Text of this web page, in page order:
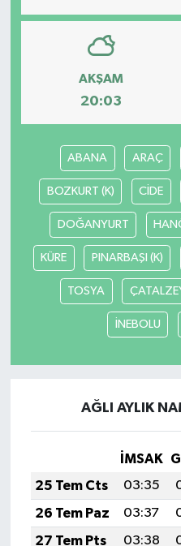
AKŞAM
20:03
ABANA ARAÇ
BOZKURT (K) CİDE
DOĞANYURT
KÜRE PINARBAŞI (K)
TOSYA
İNEBOLU
AĞLI AYLIK
İMSAK
25 Tem Cts
03:35
26 Tem Paz
03:37
27 Tem Pts
03:38